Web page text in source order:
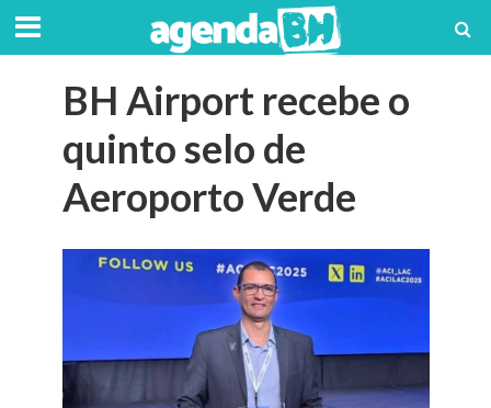
BH Airport recebe o
quinto selo de
Aeroporto Verde